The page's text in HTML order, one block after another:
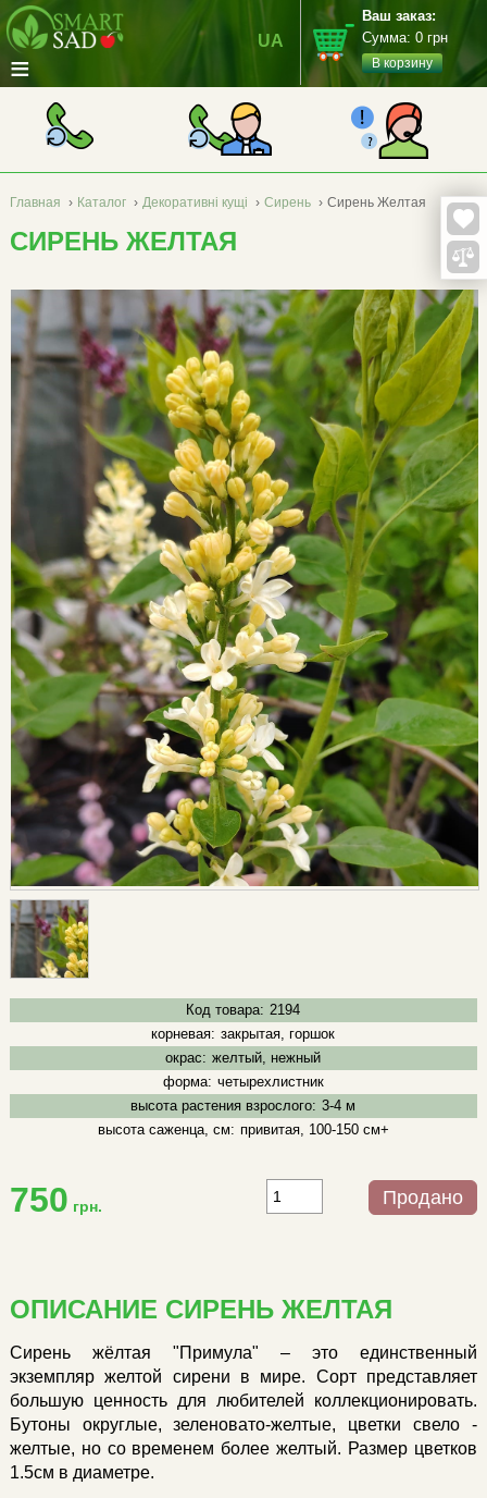
≡
UA
Ваш заказ:
Сумма: 0 грн
В корзину
Главная › Каталог › Декоративні кущі › Сирень › Сирень Желтая
СИРЕНЬ ЖЕЛТАЯ
Код товара: 2194
корневая: закрытая, горшок
окрас: желтый, нежный
форма: четырехлистник
высота растения взрослого: 3-4 м
высота саженца, см: привитая, 100-150 см+
750 грн. Продано
ОПИСАНИЕ СИРЕНЬ ЖЕЛТАЯ
Сирень жёлтая "Примула" – это единственный
экземпляр желтой сирени в мире. Сорт представляет
большую ценность для любителей коллекционировать.
Бутоны округлые, зеленовато-желтые, цветки свело -
желтые, но со временем более желтый. Размер цветков
1.5см в диаметре.